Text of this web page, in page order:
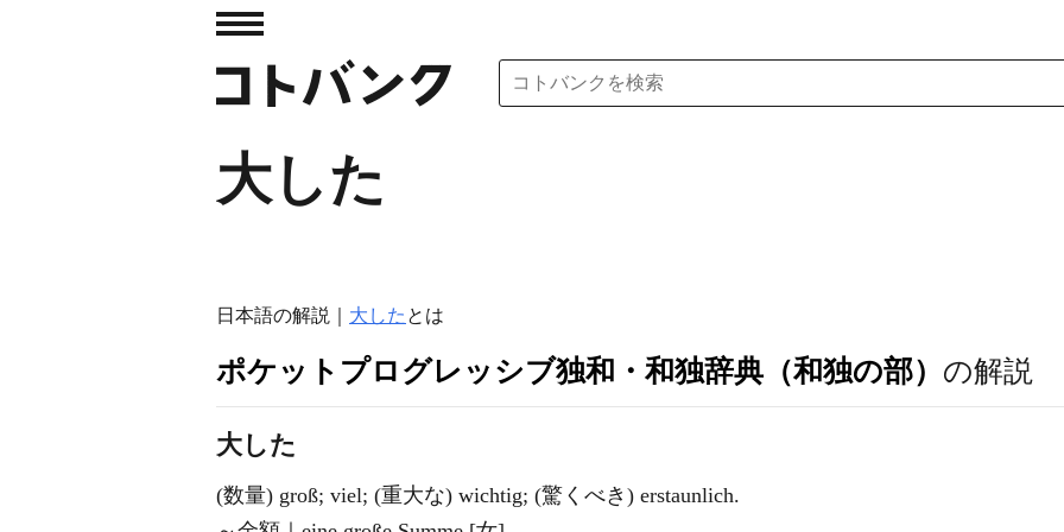
大した
日本語の解説｜ 大した とは
ポケットプログレッシブ独和・和独辞典（和独の部） の解説
大した
(数量) groß; viel; (重大な) wichtig; (驚くべき) erstaunlich.